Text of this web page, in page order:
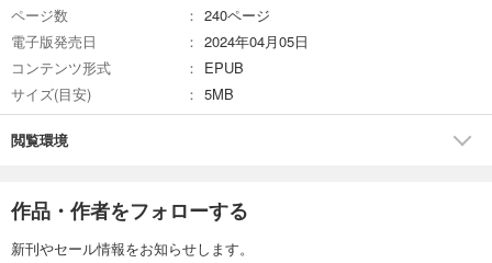
ページ数
240ページ
電子版発売日
2024年04月05日
コンテンツ形式
EPUB
サイズ(目安)
5MB
閲覧環境
作品・作者をフォローする
新刊やセール情報をお知らせします。